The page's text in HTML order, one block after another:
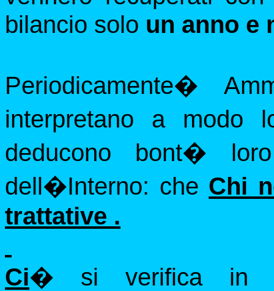
bilancio solo un anno e
Periodicamente�
interpretano a modo
deducono bont�
dell�Interno: che Chi
trattative .
Ci� si verifica in